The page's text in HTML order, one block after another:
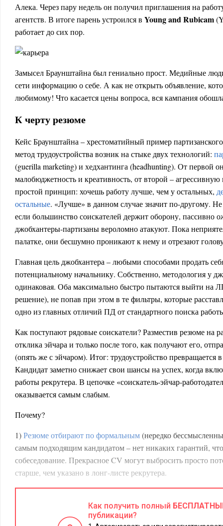
Алека. Через пару недель он получил приглашения на
агентств. В итоге парень устроился в Young and Rubicam
работает до сих пор.
Замысел Браунштайна был гениально прост. Медийные
сети информацию о себе. А как не открыть объявление,
любимому! Что касается цены вопроса, вся кампания
К черту резюме
Кейс Браунштайна – хрестоматийный пример
метод трудоустройства возник на стыке двух технологий:
(guerilla marketing) и хедхантинга (headhunting). От первой
малобюджетность и креативность, от второй –
простой принцип: хочешь работу лучше, чем у остальных,
остальные. «Лучше» в данном случае значит по-другому.
если большинство соискателей держит оборону, пассивно
джобхантеры-партизаны вероломно атакуют. Пока
палатке, они бесшумно проникают к нему и отрезают
Главная цель джобхантера – любыми способами продать
потенциальному начальнику. Собственно, методология у
одинаковая. Оба максимально быстро пытаются выйти
решение), не попав при этом в те фильтры, которые
одно из главных отличий ПД от стандартного поиска
Как поступают рядовые соискатели? Разместив резюме на
отклика эйчара и только после того, как получают его,
(опять же с эйчаром). Итог: трудоустройство превращается
Кандидат заметно снижает свои шансы на успех, когда
работы рекрутера. В цепочке «соискатель-эйчар-
оказывается самым слабым.
Почему?
1)Резюме отбирают по формальным(нередко
самым подходящим кандидатом – нет никаких гарантий,
собеседование. Прекрасное CV могут выбросить просто
старше, чем указано в лонг-листе рекрутера.
навыки. Особенно остро эта проблема встает, когда
молодые кадровики (так называемые девочки после вуза)
Как получить полный
публикации?